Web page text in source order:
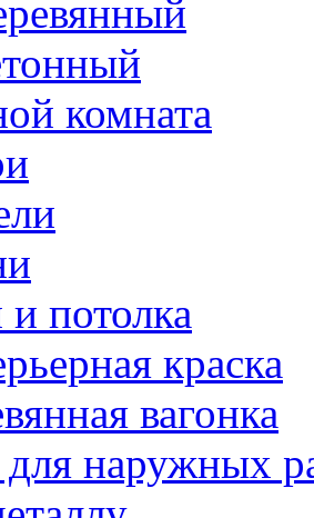
комната
и потолка
краска
вагонка
для наружных